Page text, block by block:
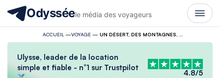
Odysséele média des voyageurs
ACCUEIL —VOYAGE—
Ulysse, leader de la location
simple et fiable - n°1 sur Trustpilot
4.8/5